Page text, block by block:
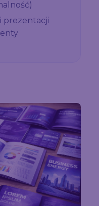
i prezentacji